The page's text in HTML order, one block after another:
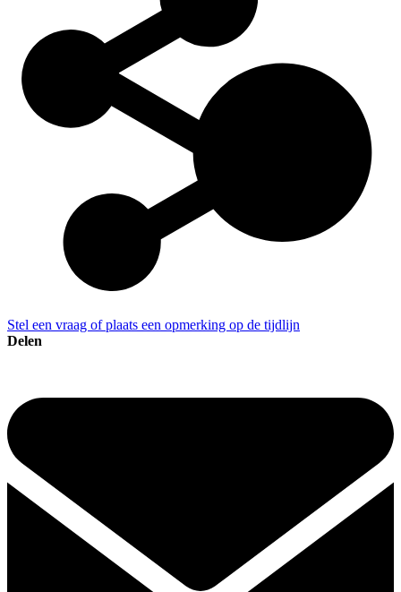
Stel een vraag of plaats een opmerking op de tijdlijn
Delen